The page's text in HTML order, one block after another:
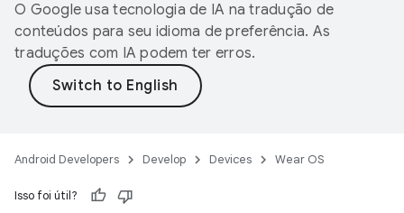
O Google usa tecnologia de IA na tradução de
conteúdos para seu idioma de preferência. As
traduções com IA podem ter erros.
Android Developers Develop Devices Wear OS
Isso foi útil?